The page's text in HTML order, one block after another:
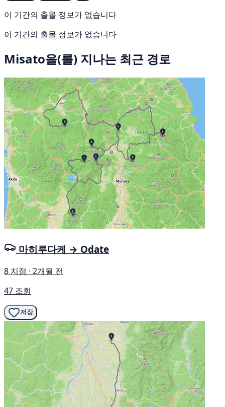
이 기간의 출몰 정보가 없습니다
이 기간의 출몰 정보가 없습니다
Misato을(를) 지나는 최근 경로
마히루다케 → Odate
8 지점 · 2개월 전
47 조회
저장